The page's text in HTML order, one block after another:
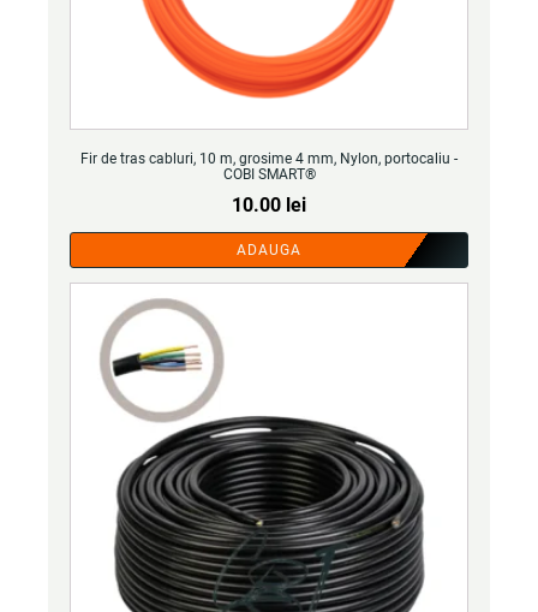
Fir de tras cabluri, 10 m, grosime 4 mm, Nylon, portocaliu -
COBI SMART®
10.00 lei
ADAUGA